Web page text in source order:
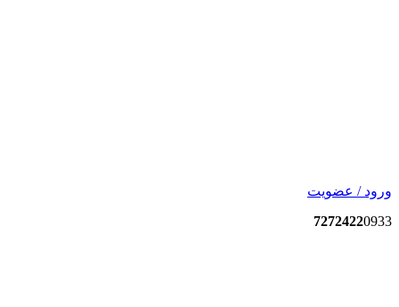
ورود / عضویت
72724220933